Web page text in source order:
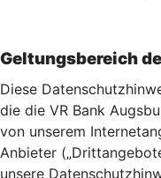
Geltungsbereich
Diese
die die VR Bank
von unserem
Anbieter
unsere